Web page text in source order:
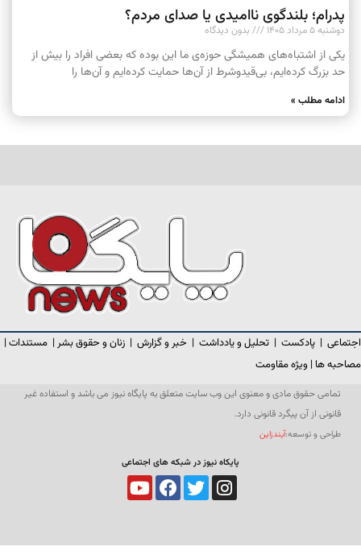
پدرام؛ بلندگوی ناامیدی یا صدای مردم؟
دوشنبه ۵ مرداد ۱۴۰۵ بدون دیدگاه
یکی از اشتباه‌های همیشگی حوزه‌ی ما این بوده که بعضی افراد را بیش از
حد بزرگ کرده‌ایم، بی‌قیدوشرط از آن‌ها حمایت کرده‌ایم و آن‌ها را
ادامه مطلب »
اجتماعی | پادکست | تحلیل و یادداشت | خبر و گزارش | زنان و حقوق بشر | مستندات |
مصاحبه ها | ویژه مقاومت
تمامی حقوق مادی و معنوی این وب سایت متعلق به پایگاه نیوز می باشد و استفاده غیر
قانونی از آن پیگرد قانونی دارد.
طراحی و توسعه:آیندزاین
پایکاه نیوز در شبکه های اجتماعی